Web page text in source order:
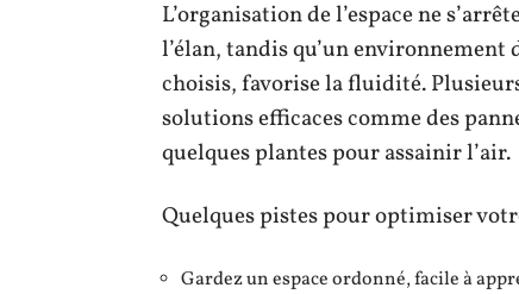
L’organisation de l’espace ne
l’élan, tandis qu’un environnement
choisis, favorise la fluidité.
solutions efficaces comme des
quelques plantes pour assainir l’air.
Quelques pistes pour optimiser
Gardez un espace ordonné, facile à